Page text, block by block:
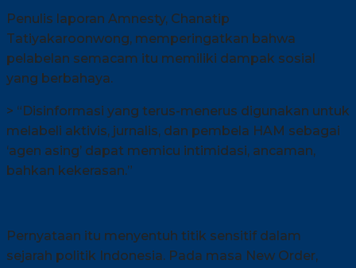
Penulis laporan Amnesty, Chanatip
Tatiyakaroonwong, memperingatkan bahwa
pelabelan semacam itu memiliki dampak sosial
yang berbahaya.
> “Disinformasi yang terus-menerus digunakan untuk
melabeli aktivis, jurnalis, dan pembela HAM sebagai
‘agen asing’ dapat memicu intimidasi, ancaman,
bahkan kekerasan.”
Pernyataan itu menyentuh titik sensitif dalam
sejarah politik Indonesia. Pada masa New Order,